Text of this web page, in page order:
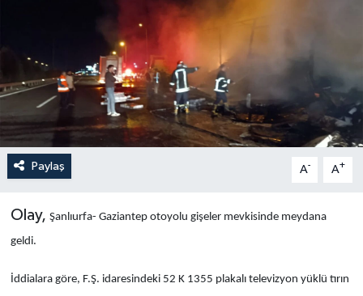
Paylaş A- A+
Olay, Şanlıurfa- Gaziantep otoyolu gişeler mevkisinde meydana
geldi.
İddialara göre, F.Ş. idaresindeki 52 K 1355 plakalı televizyon yüklü tırın
Bi̇li̇m & Teknoloji̇
Dünya
Eği̇ti̇m